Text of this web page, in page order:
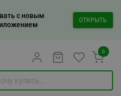
с новым
ОТКРЫТЬ
0